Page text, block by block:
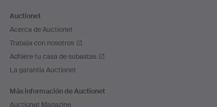
Auctionet
Acerca de Auctionet
Trabaja con nosotros
Adhiere tu casa de subastas
La garantía Auctionet
Más información de Auctionet
Auctionet Magazine